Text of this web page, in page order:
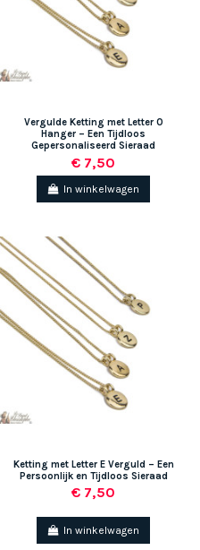
Vergulde Ketting met Letter O
Hanger – Een Tijdloos
Gepersonaliseerd Sieraad
€ 7,50
In winkelwagen
Ketting met Letter E Verguld – Een
Persoonlijk en Tijdloos Sieraad
€ 7,50
In winkelwagen